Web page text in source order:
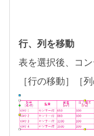
行、列を移動
表を選択後、コ
［行の移動］［